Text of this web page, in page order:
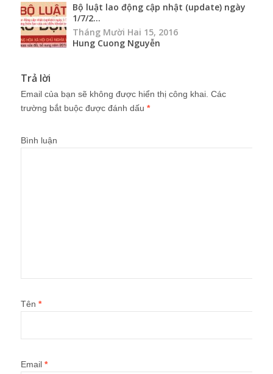
Bộ luật lao động cập nhật (update) ngày
1/7/2...
Tháng Mười Hai 15, 2016
Hung Cuong Nguyễn
Trả lời
Email của bạn sẽ không được hiển thị công khai. Các
trường bắt buộc được đánh dấu *
Bình luận
Tên *
Email *